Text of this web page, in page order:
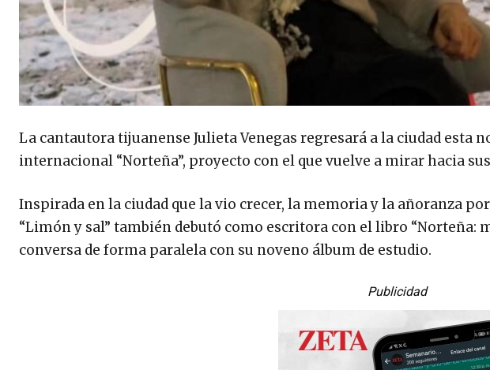
La cantautora tijuanense Julieta Venegas regresará a la ciudad esta
internacional “Norteña”, proyecto con el que vuelve a mirar hacia
Inspirada en la ciudad que la vio crecer, la memoria y la añoranza
“Limón y sal” también debutó como escritora con el libro “Norteña:
conversa de forma paralela con su noveno álbum de estudio.
Publicidad